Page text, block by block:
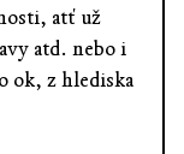
atť už
atd. nebo i
ok, z hlediska